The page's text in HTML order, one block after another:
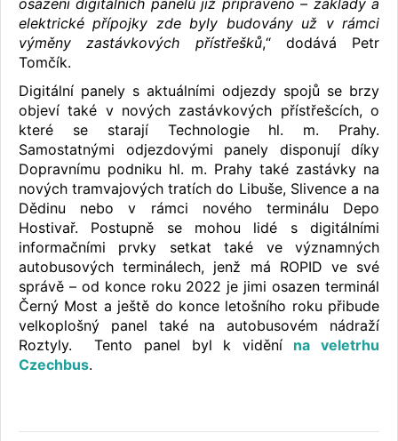
elektrické přípojky zde byly budovány už v rámci
výměny zastávkových přístřešků,“ dodává Petr
Tomčík.
Digitální panely s aktuálními odjezdy spojů se brzy
objeví také v nových zastávkových přístřešcích, o
které se starají Technologie hl. m. Prahy.
Samostatnými odjezdovými panely disponují díky
Dopravnímu podniku hl. m. Prahy také zastávky na
nových tramvajových tratích do Libuše, Slivence a na
Dědinu nebo v rámci nového terminálu Depo
Hostivař. Postupně se mohou lidé s digitálními
informačními prvky setkat také ve významných
autobusových terminálech, jenž má ROPID ve své
správě – od konce roku 2022 je jimi osazen terminál
Černý Most a ještě do konce letošního roku přibude
velkoplošný panel také na autobusovém nádraží
Roztyly. Tento panel byl k vidění na veletrhu
Czechbus.